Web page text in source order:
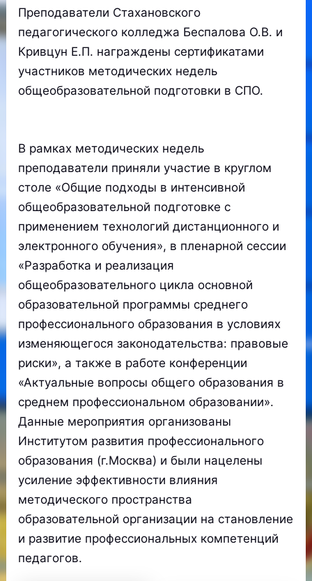
Преподаватели Стахановского
педагогического колледжа Беспалова О.В. и
Кривцун Е.П. награждены сертификатами
участников методических недель
общеобразовательной подготовки в СПО.
В рамках методических недель
преподаватели приняли участие в круглом
столе «Общие подходы в интенсивной
общеобразовательной подготовке с
применением технологий дистанционного и
электронного обучения», в пленарной сессии
«Разработка и реализация
общеобразовательного цикла основной
образовательной программы среднего
профессионального образования в условиях
изменяющегося законодательства: правовые
риски», а также в работе конференции
«Актуальные вопросы общего образования в
среднем профессиональном образовании».
Данные мероприятия организованы
Институтом развития профессионального
образования (г.Москва) и были нацелены
усиление эффективности влияния
методического пространства
образовательной организации на становление
и развитие профессиональных компетенций
педагогов.